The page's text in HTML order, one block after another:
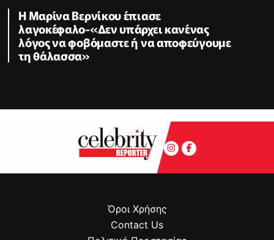
Η Μαρίνα Βερνίκου έπιασε
λαγοκέφαλο-«Δεν υπάρχει κανένας
λόγος να φοβόμαστε ή να αποφεύγουμε
τη θάλασσα»
Όροι Χρήσης
Contact Us